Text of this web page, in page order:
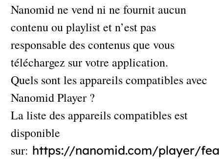
Nanomid ne vend ni ne fournit aucun
contenu ou playlist et n’est pas
responsable des contenus que vous
téléchargez sur votre application.
Quels sont les appareils compatibles avec
Nanomid Player ?
La liste des appareils compatibles est
disponible
sur: https://nanomid.com/player/